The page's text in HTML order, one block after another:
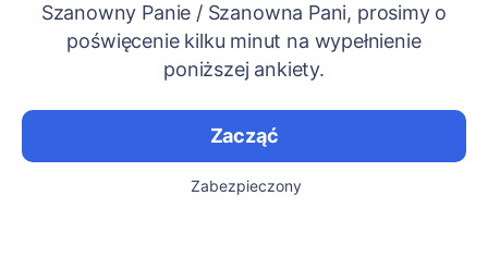
Szanowny Panie / Szanowna Pani, prosimy o
poświęcenie kilku minut na wypełnienie
poniższej ankiety.
Zacząć
Zabezpieczony